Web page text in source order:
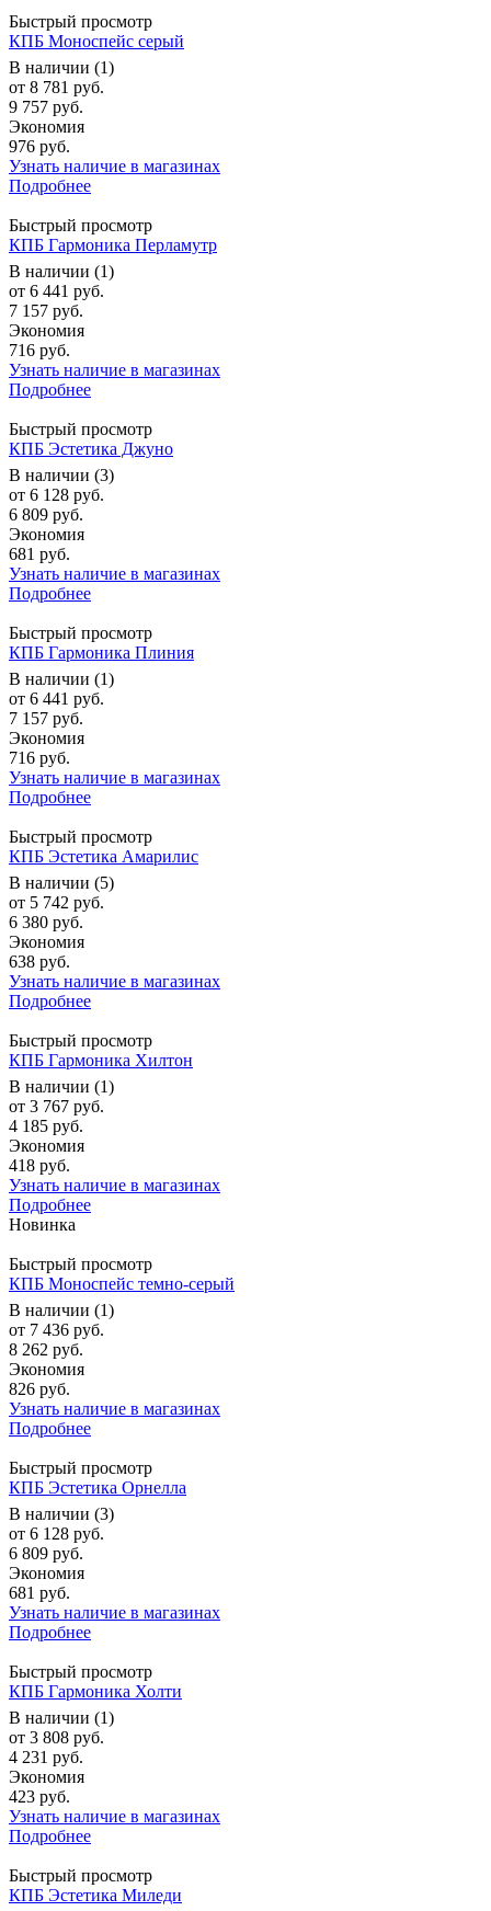
Быстрый просмотр
КПБ Моноспейс серый
В наличии (1)
от 8 781 руб.
9 757 руб.
Экономия
976 руб.
Узнать наличие в магазинах
Подробнее
Быстрый просмотр
КПБ Гармоника Перламутр
В наличии (1)
от 6 441 руб.
7 157 руб.
Экономия
716 руб.
Узнать наличие в магазинах
Подробнее
Быстрый просмотр
КПБ Эстетика Джуно
В наличии (3)
от 6 128 руб.
6 809 руб.
Экономия
681 руб.
Узнать наличие в магазинах
Подробнее
Быстрый просмотр
КПБ Гармоника Плиния
В наличии (1)
от 6 441 руб.
7 157 руб.
Экономия
716 руб.
Узнать наличие в магазинах
Подробнее
Быстрый просмотр
КПБ Эстетика Амарилис
В наличии (5)
от 5 742 руб.
6 380 руб.
Экономия
638 руб.
Узнать наличие в магазинах
Подробнее
Быстрый просмотр
КПБ Гармоника Хилтон
В наличии (1)
от 3 767 руб.
4 185 руб.
Экономия
418 руб.
Узнать наличие в магазинах
Подробнее
Новинка
Быстрый просмотр
КПБ Моноспейс темно-серый
В наличии (1)
от 7 436 руб.
8 262 руб.
Экономия
826 руб.
Узнать наличие в магазинах
Подробнее
Быстрый просмотр
КПБ Эстетика Орнелла
В наличии (3)
от 6 128 руб.
6 809 руб.
Экономия
681 руб.
Узнать наличие в магазинах
Подробнее
Быстрый просмотр
КПБ Гармоника Холти
В наличии (1)
от 3 808 руб.
4 231 руб.
Экономия
423 руб.
Узнать наличие в магазинах
Подробнее
Быстрый просмотр
КПБ Эстетика Миледи